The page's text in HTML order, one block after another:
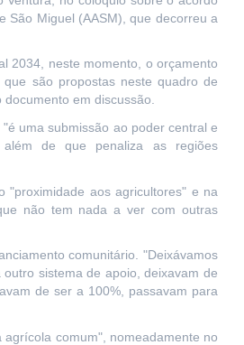
São Miguel (AASM), que decorreu a
2034, neste momento, o orçamento
são propostas neste quadro de
em discussão.
uma submissão ao poder central e
de que penaliza as regiões
"proximidade aos agricultores" e na
não tem nada a ver com outras
comunitário. "Deixávamos
sistema de apoio, deixavam de
de ser a 100%, passavam para
comum", nomeadamente no